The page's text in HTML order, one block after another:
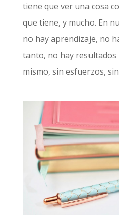
tiene que ver una cosa
que tiene, y mucho. En
no hay aprendizaje, no
tanto, no hay resultados
mismo, sin esfuerzos,